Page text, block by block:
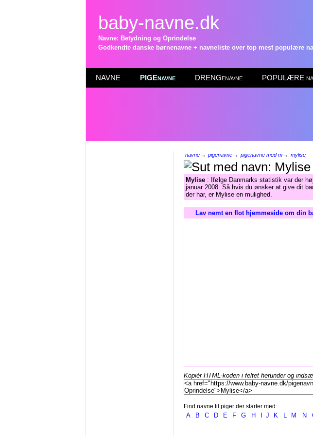
baby-navne.dk
Navne: Betydning og Oprindelse
Godkendte danske børnenavne + navneliste over top mest populære
NAVNE PIGEnavne DRENGenavne POPULÆRE
navne→ pigenavne→ pigenavne med m→ mylise
Mylise : Ifølge Danmarks statistik var der
januar 2008. Så hvis du ønsker at give dit
der har, er Mylise en mulighed.
Lav nemt en flot hjemmeside om din
Kopiér HTML-koden i feltet herunder og
Find navne til piger der starter med:
A B C D E F G H J K L M N